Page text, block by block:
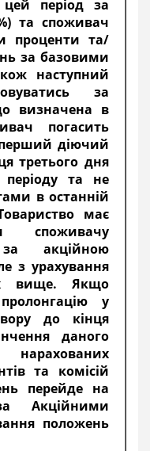
період за
та споживач
проценти та/
за базовими
наступний
за
визначена в
погасить
перший діючий
третього дня
періоду та не
в останній
має
споживачу
акційною
з урахування
вище. Якщо
у
до кінця
даного
та комісій
перейде на
Акційними
положень